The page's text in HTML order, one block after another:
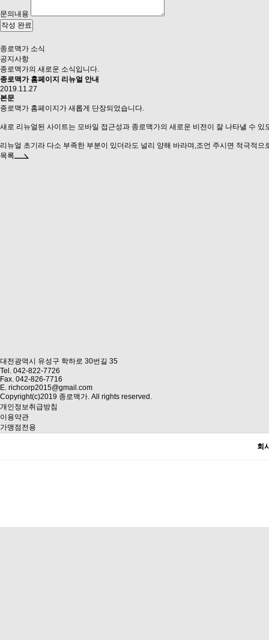
문의내용
종로맥가 소식
공지사항
종로맥가의 새로운 소식입니다.
종로맥가 홈페이지 리뉴얼 안내
2019.11.27
본문
종로맥가 홈페이지가 새롭게 단장되었습니다.
새로 리뉴얼된 사이트는 모바일 접근성과 종로맥가의 새로운 비전이 잘 나타낼 수 있
리뉴얼 초기라 다소 부족한 부분이 있더라도 널리 양해 바라며,조언 주시면 적극적으
목록
대전광역시 유성구 학하로 30번길 35
Tel. 042-822-7726
Fax. 042-826-7716
E. richcorp2015@gmail.com
Copyright(c)2019 종로맥가. All rights reserved.
개인정보취급방침
이용약관
가맹점전용
회